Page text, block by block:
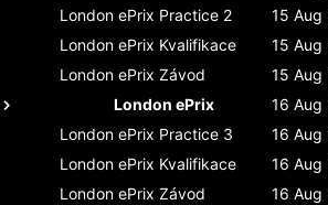
London ePrix Practice 2 15 Aug
London ePrix Kvalifikace 15 Aug
London ePrix Závod 15 Aug
London ePrix
16 Aug
London ePrix Practice 3 16 Aug
London ePrix Kvalifikace 16 Aug
London ePrix Závod 16 Aug